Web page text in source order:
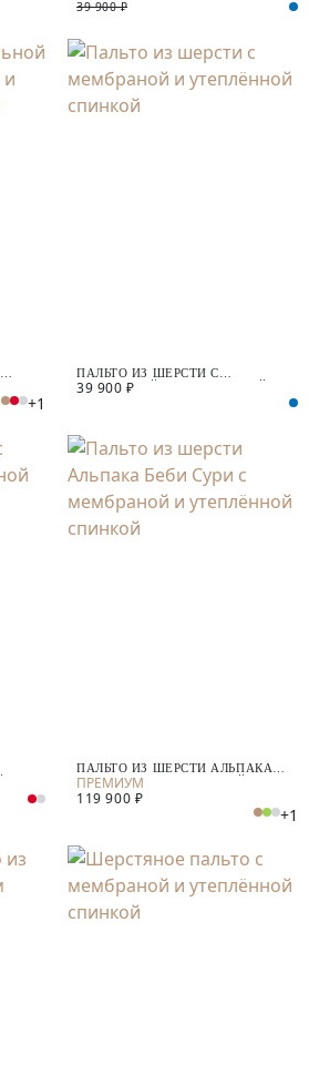
СПИНКОЙ
39 900 ₽
+1
ПАЛЬТО ИЗ ШЕРСТИ С
МЕМБРАНОЙ И УТЕПЛЁННОЙ
39 900 ₽
ПАЛЬТО ИЗ ШЕРСТИ АЛЬПАКА
БЕБИ СУРИ С МЕМБРАНОЙ И
УТЕПЛЁННОЙ СПИНКОЙ
119 900 ₽
+1